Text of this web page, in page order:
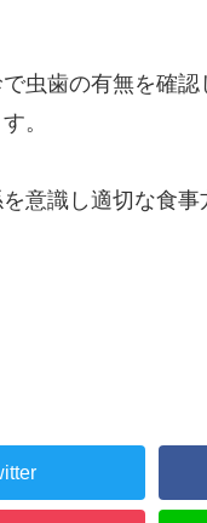
虫歯の有無を確
。
意識し適切な食